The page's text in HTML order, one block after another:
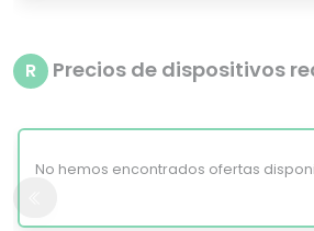
R Precios de dispositivos
No hemos encontrados ofertas